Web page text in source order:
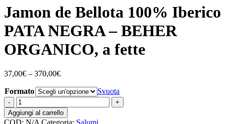
Jamon de Bellota 100% Iberico
PATA NEGRA – BEHER
ORGANICO, a fette
37,00€ – 370,00€
Formato
Svuota
Jamon
de
Bellota
Aggiungi al carrello